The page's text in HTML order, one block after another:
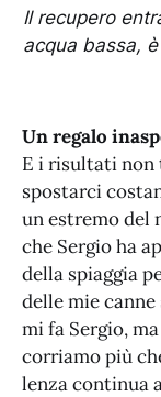
Il recupero
acqua bassa,
Un regalo
E i risultati non
spostarci
un estremo del
che Sergio ha
della spiaggia
delle mie
mi fa Sergio,
corriamo più
lenza continua